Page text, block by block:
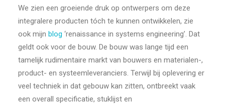
We zien een groeiende druk op ontwerpers om deze
integralere producten tóch te kunnen ontwikkelen, zie
ook mijn blog ‘renaissance in systems engineering’. Dat
geldt ook voor de bouw. De bouw was lange tijd een
tamelijk rudimentaire markt van bouwers en materialen-,
product- en systeemleveranciers. Terwijl bij oplevering er
veel techniek in dat gebouw kan zitten, ontbreekt vaak
een overall specificatie, stuklijst en